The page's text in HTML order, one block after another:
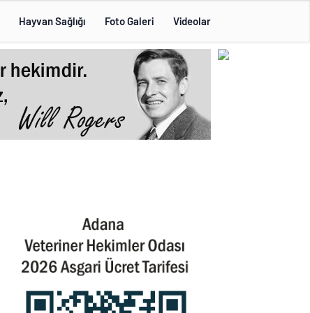
Hayvan Sağlığı Foto Galeri Videolar